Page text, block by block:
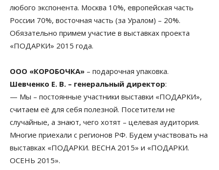
любого экспонента. Москва 10%, европейская часть
России 70%, восточная часть (за Уралом) – 20%.
Обязательно примем участие в выставках проекта
«ПОДАРКИ» 2015 года.
ООО «КОРОБОЧКА» – подарочная упаковка.
Шевченко Е. В. – генеральный директор:
— Мы – постоянные участники выставки «ПОДАРКИ»,
считаем её для себя полезной. Посетители не
случайные, а знают, чего хотят – целевая аудитория.
Многие приехали с регионов РФ. Будем участвовать на
выставках «ПОДАРКИ. ВЕСНА 2015» и «ПОДАРКИ.
ОСЕНЬ 2015».